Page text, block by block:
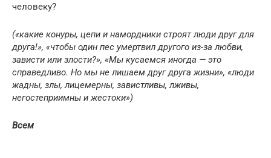
человеку?
(«какие конуры, цепи и намордники строят люди друг для
друга!», «чтобы один пес умертвил другого из-за любви,
зависти или злости?», «Мы кусаемся иногда — это
справедливо. Но мы не лишаем друг друга жизни», «люди
жадны, злы, лицемерны, завистливы, лживы,
негостеприимны и жестоки»)
Всем